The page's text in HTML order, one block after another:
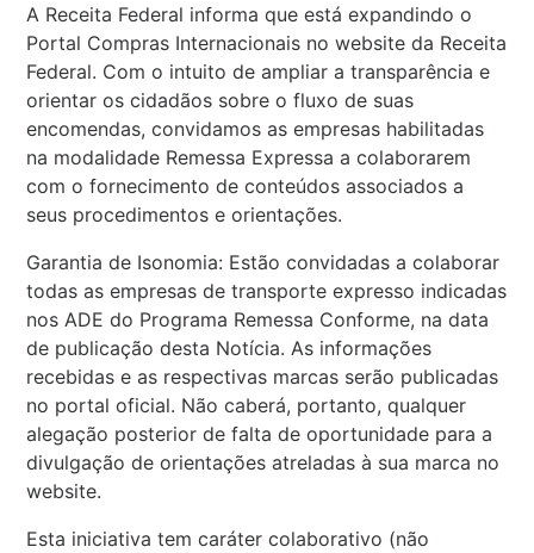
A Receita Federal informa que está expandindo o
Portal Compras Internacionais no website da Receita
Federal. Com o intuito de ampliar a transparência e
orientar os cidadãos sobre o fluxo de suas
encomendas, convidamos as empresas habilitadas
na modalidade Remessa Expressa a colaborarem
com o fornecimento de conteúdos associados a
seus procedimentos e orientações.
Garantia de Isonomia: Estão convidadas a colaborar
todas as empresas de transporte expresso indicadas
nos ADE do Programa Remessa Conforme, na data
de publicação desta Notícia. As informações
recebidas e as respectivas marcas serão publicadas
no portal oficial. Não caberá, portanto, qualquer
alegação posterior de falta de oportunidade para a
divulgação de orientações atreladas à sua marca no
website.
Esta iniciativa tem caráter colaborativo (não